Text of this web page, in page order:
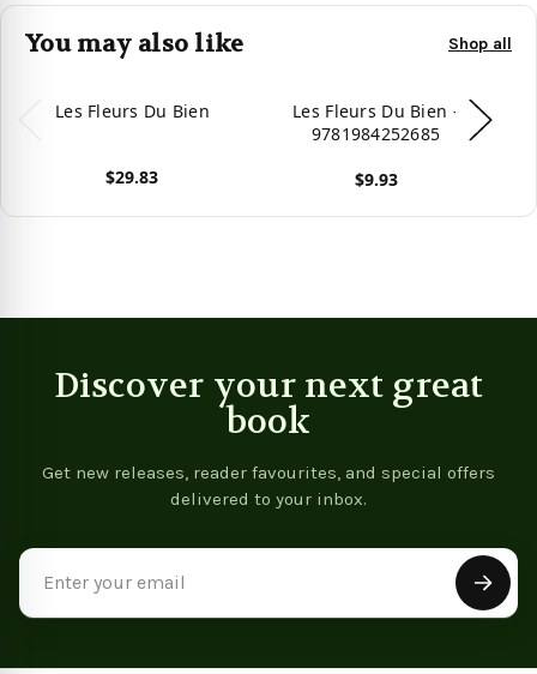
You may also like Shop all
Les Fleurs Du Bien
$29.83
Les Fleurs Du Bien -
9781984252685
$9.93
Discover your next great
book
Get new releases, reader favourites, and special offers
delivered to your inbox.